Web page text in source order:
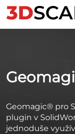
Geomagic® pro
plugin v
jednoduše